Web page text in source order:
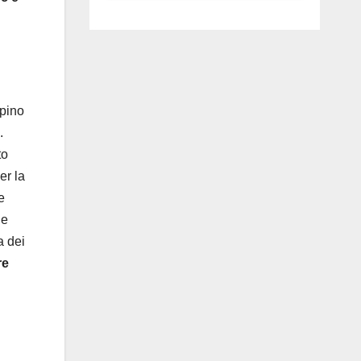
la
dei